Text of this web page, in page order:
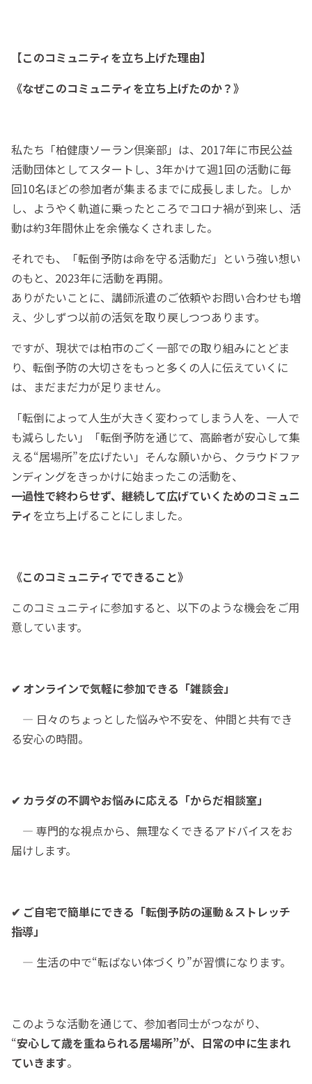
【このコミュニティを立ち上げた理由】
《なぜこのコミュニティを立ち上げたのか？》
私たち「柏健康ソーラン倶楽部」は、2017年に市民公益
活動団体としてスタートし、3年かけて週1回の活動に毎
回10名ほどの参加者が集まるまでに成長しました。しか
し、ようやく軌道に乗ったところでコロナ禍が到来し、活
動は約3年間休止を余儀なくされました。
それでも、「転倒予防は命を守る活動だ」という強い想い
のもと、2023年に活動を再開。
ありがたいことに、講師派遣のご依頼やお問い合わせも増
え、少しずつ以前の活気を取り戻しつつあります。
ですが、現状では柏市のごく一部での取り組みにとどま
り、転倒予防の大切さをもっと多くの人に伝えていくに
は、まだまだ力が足りません。
「転倒によって人生が大きく変わってしまう人を、一人で
も減らしたい」「転倒予防を通じて、高齢者が安心して集
える“居場所”を広げたい」そんな願いから、クラウドファ
ンディングをきっかけに始まったこの活動を、
一過性で終わらせず、継続して広げていくためのコミュニ
ティ を立ち上げることにしました。
《このコミュニティでできること》
このコミュニティに参加すると、以下のような機会をご用
意しています。
✔ オンラインで気軽に参加できる「雑談会」
— 日々のちょっとした悩みや不安を、仲間と共有でき
る安心の時間。
✔ カラダの不調やお悩みに応える「からだ相談室」
— 専門的な視点から、無理なくできるアドバイスをお
届けします。
✔ ご自宅で簡単にできる「転倒予防の運動＆ストレッチ
指導」
— 生活の中で“転ばない体づくり”が習慣になります。
このような活動を通じて、参加者同士がつながり、
“安心して歳を重ねられる居場所”が、日常の中に生まれ
ていきます。